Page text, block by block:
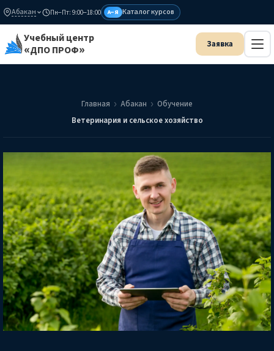
Абакан Пн–Пт: 9:00–18:00 А–Я Каталог курсов
Учебный центр
«ДПО ПРОФ»
Главная Абакан
Обучение
Ветеринария и сельское хозяйство